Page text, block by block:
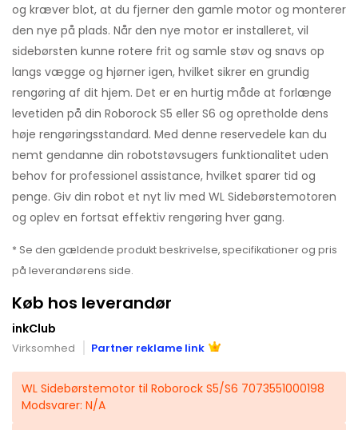
og kræver blot, at du fjerner den gamle motor og monterer
den nye på plads. Når den nye motor er installeret, vil
sidebørsten kunne rotere frit og samle støv og snavs op
langs vægge og hjørner igen, hvilket sikrer en grundig
rengøring af dit hjem. Det er en hurtig måde at forlænge
levetiden på din Roborock S5 eller S6 og opretholde dens
høje rengøringsstandard. Med denne reservedele kan du
nemt gendanne din robotstøvsugers funktionalitet uden
behov for professionel assistance, hvilket sparer tid og
penge. Giv din robot et nyt liv med WL Sidebørstemotoren
og oplev en fortsat effektiv rengøring hver gang.
* Se den gældende produkt beskrivelse, specifikationer og pris
på leverandørens side.
Køb hos leverandør
inkClub
Virksomhed Partner reklame link
WL Sidebørstemotor til Roborock S5/S6 7073551000198
Modsvarer: N/A